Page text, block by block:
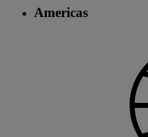
Americas